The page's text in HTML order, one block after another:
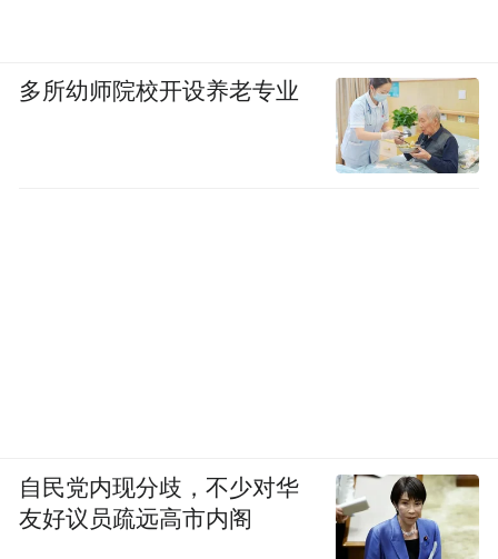
多所幼师院校开设养老专业
自民党内现分歧，不少对华
友好议员疏远高市内阁